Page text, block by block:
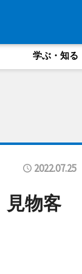
学ぶ・知る
2022.07.25
物客